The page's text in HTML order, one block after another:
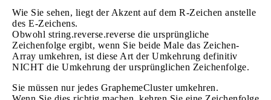
Wie Sie sehen, liegt der Akzent auf dem R-Zeichen anstelle
des E-Zeichens.
Obwohl string.reverse.reverse die ursprüngliche
Zeichenfolge ergibt, wenn Sie beide Male das Zeichen-
Array umkehren, ist diese Art der Umkehrung definitiv
NICHT die Umkehrung der ursprünglichen Zeichenfolge.
Sie müssen nur jedes GraphemeCluster umkehren.